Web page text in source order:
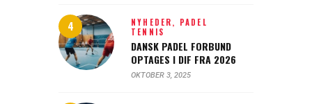
NYHEDER, PADEL
TENNIS
DANSK PADEL FORBUND
OPTAGES I DIF FRA 2026
OKTOBER 3, 2025